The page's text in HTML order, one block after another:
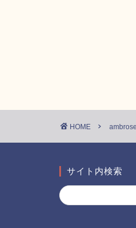
HOME
サイト内検索